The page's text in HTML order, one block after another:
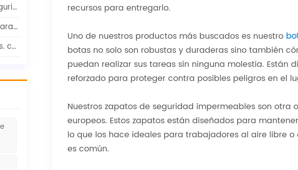
recursos para entregarlo.
Uno de nuestros productos más buscados es nuestro
botas no solo son robustas y duraderas sino también
puedan realizar sus tareas sin ninguna molestia. Están
reforzado para proteger contra posibles peligros en el
Nuestros zapatos de seguridad impermeables son otra
europeos. Estos zapatos están diseñados para
lo que los hace ideales para trabajadores al aire libre
es común.